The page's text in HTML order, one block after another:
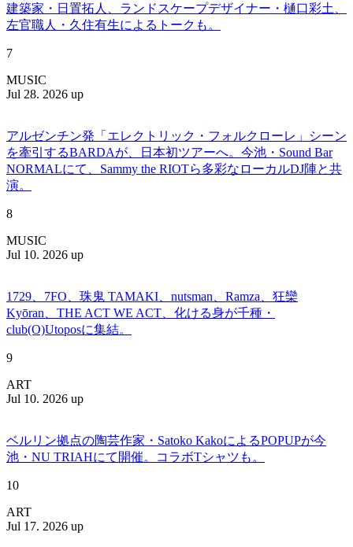
建築家・日置拓人、ランドスケープデザイナー・樋口彩土、
左官職人・久住有生によるトークも。
7
MUSIC
Jul 28. 2026 up
アルゼンチン発「エレクトリック・フォルクローレ」シーン
を牽引するBARDAが、日本初ツアーへ。今池・Sound Bar
NORMALにて、Sammy the RIOTら多彩なローカルDJ陣と共
演。
8
MUSIC
Jul 10. 2026 up
1729、7FO、珠鬼 TAMAKI、nutsman、Ramza、狂欒
Kyōran、THE ACT WE ACT、化ける身が千種・
club(O)Utoposに集結。
9
ART
Jul 10. 2026 up
ベルリン拠点の陶芸作家・Satoko KakoによるPOPUPが今
池・NU TRIAHにて開催。コラボTシャツも。
10
ART
Jul 17. 2026 up